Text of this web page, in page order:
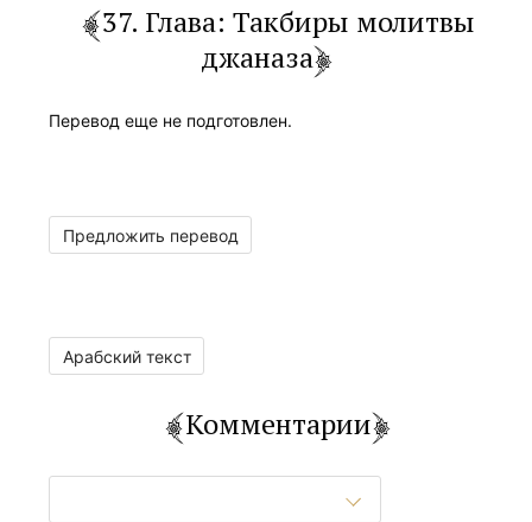
37. Глава: Такбиры молитвы
джаназа
Перевод еще не подготовлен.
Предложить перевод
Арабский текст
Комментарии